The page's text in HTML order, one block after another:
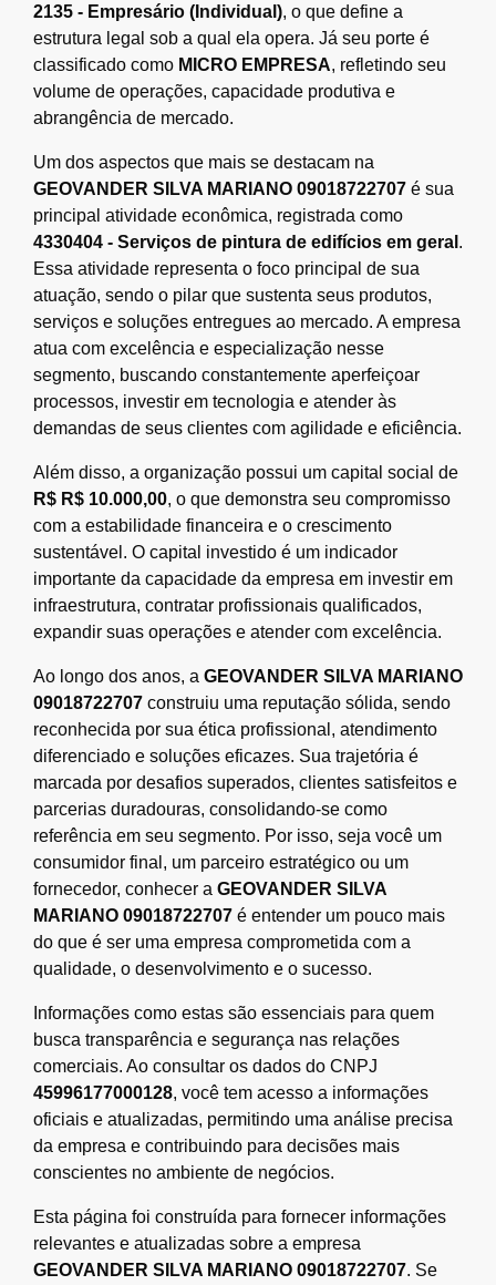
2135 - Empresário (Individual), o que define a
estrutura legal sob a qual ela opera. Já seu porte é
classificado como MICRO EMPRESA, refletindo seu
volume de operações, capacidade produtiva e
abrangência de mercado.
Um dos aspectos que mais se destacam na
GEOVANDER SILVA MARIANO 09018722707 é sua
principal atividade econômica, registrada como
4330404 - Serviços de pintura de edifícios em geral .
Essa atividade representa o foco principal de sua
atuação, sendo o pilar que sustenta seus produtos,
serviços e soluções entregues ao mercado. A empresa
atua com excelência e especialização nesse
segmento, buscando constantemente aperfeiçoar
processos, investir em tecnologia e atender às
demandas de seus clientes com agilidade e eficiência.
Além disso, a organização possui um capital social de
R$ R$ 10.000,00, o que demonstra seu compromisso
com a estabilidade financeira e o crescimento
sustentável. O capital investido é um indicador
importante da capacidade da empresa em investir em
infraestrutura, contratar profissionais qualificados,
expandir suas operações e atender com excelência.
Ao longo dos anos, a GEOVANDER SILVA MARIANO
09018722707 construiu uma reputação sólida, sendo
reconhecida por sua ética profissional, atendimento
diferenciado e soluções eficazes. Sua trajetória é
marcada por desafios superados, clientes satisfeitos e
parcerias duradouras, consolidando-se como
referência em seu segmento. Por isso, seja você um
consumidor final, um parceiro estratégico ou um
fornecedor, conhecer a GEOVANDER SILVA
MARIANO 09018722707 é entender um pouco mais
do que é ser uma empresa comprometida com a
qualidade, o desenvolvimento e o sucesso.
Informações como estas são essenciais para quem
busca transparência e segurança nas relações
comerciais. Ao consultar os dados do CNPJ
45996177000128, você tem acesso a informações
oficiais e atualizadas, permitindo uma análise precisa
da empresa e contribuindo para decisões mais
conscientes no ambiente de negócios.
Esta página foi construída para fornecer informações
relevantes e atualizadas sobre a empresa
GEOVANDER SILVA MARIANO 09018722707. Se